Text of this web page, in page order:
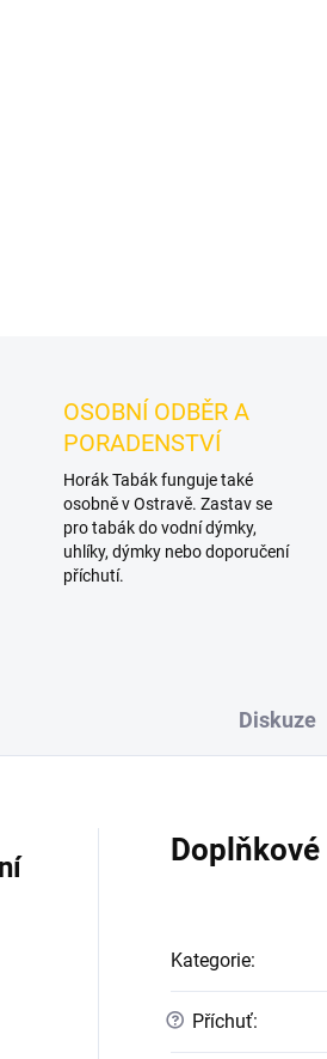
značky Social Smoke.
přípravu i kreativní mixy.
OSOBNÍ ODBĚR A
PORADENSTVÍ
Horák Tabák funguje také
osobně v Ostravě. Zastav se
pro tabák do vodní dýmky,
uhlíky, dýmky nebo doporučení
příchutí.
Diskuze
Kategorie:
? Příchuť: